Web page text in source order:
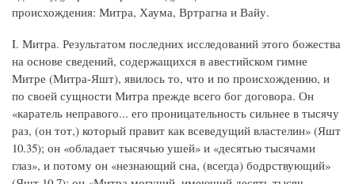
происхождения: Митра, Хаума, Вртрагна и Вайу.
I. Митра. Результатом последних исследований этого божества
на основе сведений, содержащихся в авестийском гимне
Митре (Митра-Яшт), явилось то, что и по происхождению, и
по своей сущности Митра прежде всего бог договора. Он
«каратель неправого... его проницательность сильнее в тысячу
раз, (он тот,) который правит как всеведущий властелин» (Яшт
10.35); он «обладает тысячью ушей» и «десятью тысячами
глаз», и потому он «незнающий сна, (всегда) бодрствующий»